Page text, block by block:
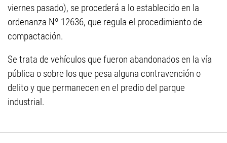
viernes pasado), se procederá a lo establecido en la
ordenanza Nº 12636, que regula el procedimiento de
compactación.
Se trata de vehículos que fueron abandonados en la vía
pública o sobre los que pesa alguna contravención o
delito y que permanecen en el predio del parque
industrial.